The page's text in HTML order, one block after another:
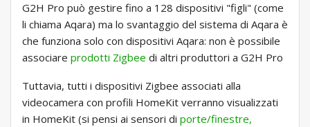
G2H Pro può gestire fino a 128 dispositivi "figli" (come
li chiama Aqara) ma lo svantaggio del sistema di Aqara è
che funziona solo con dispositivi Aqara: non è possibile
associare prodotti Zigbee di altri produttori a G2H Pro
Tuttavia, tutti i dispositivi Zigbee associati alla
videocamera con profili HomeKit verranno visualizzati
in HomeKit (si pensi ai sensori di porte/finestre,